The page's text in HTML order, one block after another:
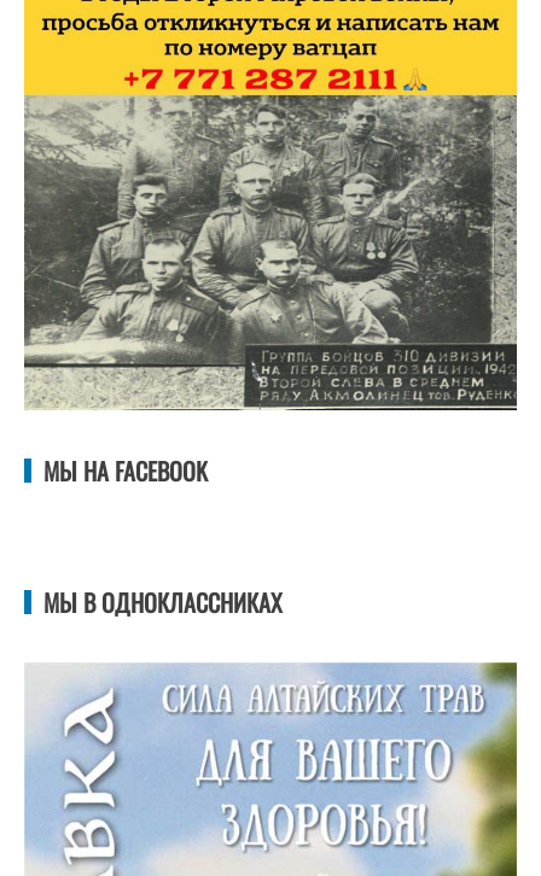
МЫ НА FACEBOOK
МЫ В ОДНОКЛАССНИКАХ